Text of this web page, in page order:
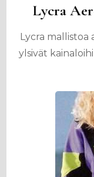
Lycra
Lycra
ylsivät